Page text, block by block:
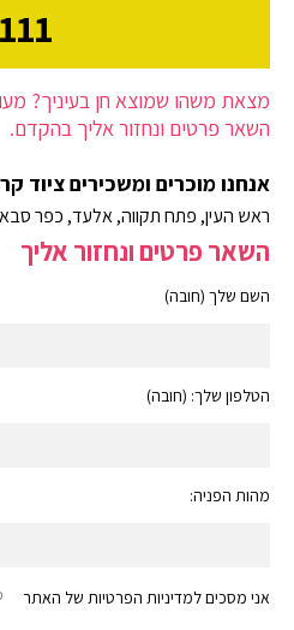
111
מצאת משהו שמוצא חן בעיניך?
השאר פרטים ונחזור אליך בהקדם.
אנחנו מוכרים ומשכירים ציוד
ראש העין, פתח תקווה, אלעד, כפר סבא,
השאר פרטים ונחזור אליך
השם שלך (חובה)
הטלפון שלך: (חובה)
מהות הפניה:
אני מסכים למדיניות הפרטיות של האתר